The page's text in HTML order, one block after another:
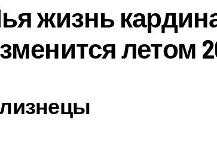
жизнь
летом